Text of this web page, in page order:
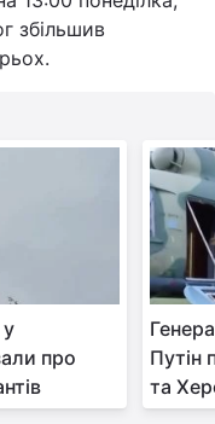
збільшив
про
Путін
та